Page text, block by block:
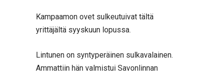
Kampaamon ovet sulkeutuivat tältä
yrittäjältä syyskuun lopussa.
Lintunen on syntyperäinen sulkavalainen.
Ammattiin hän valmistui Savonlinnan